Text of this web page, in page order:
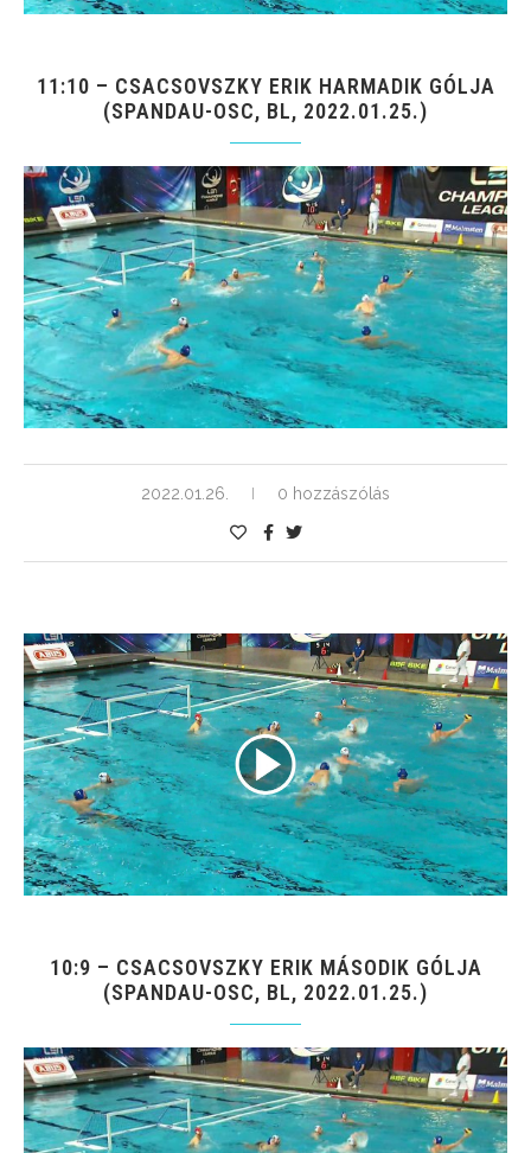
11:10 – CSACSOVSZKY ERIK HARMADIK GÓLJA
(SPANDAU-OSC, BL, 2022.01.25.)
2022.01.26. 0 hozzászólás
10:9 – CSACSOVSZKY ERIK MÁSODIK GÓLJA
(SPANDAU-OSC, BL, 2022.01.25.)